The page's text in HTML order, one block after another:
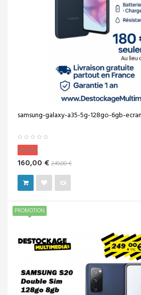
samsung-galaxy-a35-5g-128go-6gb-
Vendu!
160,00 € 249,00 €
PROMOTION